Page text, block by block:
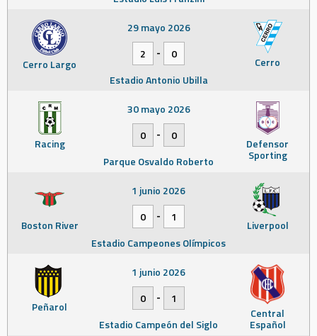
Cerro Largo Cerro
29 mayo 2026
2
-
0
Estadio Antonio Ubilla
Racing Defensor
Sporting
30 mayo 2026
0
-
0
Parque Osvaldo Roberto
Boston River Liverpool
1 junio 2026
0
-
1
Estadio Campeones Olímpicos
Peñarol Central
Español
1 junio 2026
0
-
1
Estadio Campeón del Siglo